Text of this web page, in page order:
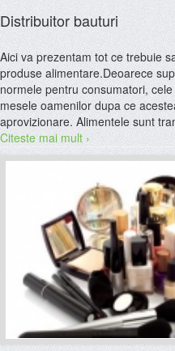
Distribuitor bauturi
Aici va prezentam tot ce trebuie
produse alimentare.Deoarece
normele pentru consumatori,
mesele oamenilor dupa ce
aprovizionare. Alimentele sunt
Citeste mai mult ›